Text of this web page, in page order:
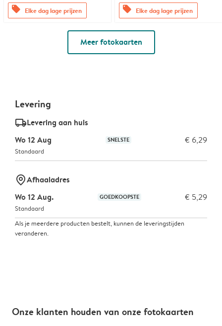
offers Elke dag lage prijzen offers Elke dag lage prijzen
Meer fotokaarten
Levering
delivery_standard_v2Levering aan huis
Wo 12 Aug
SNELSTE € 6,29
Standaard
marker-pinAfhaaladres
Wo 12 Aug.
GOEDKOOPSTE € 5,29
Standaard
Als je meerdere producten bestelt, kunnen de leveringstijden
veranderen.
Onze klanten houden van onze fotokaarten